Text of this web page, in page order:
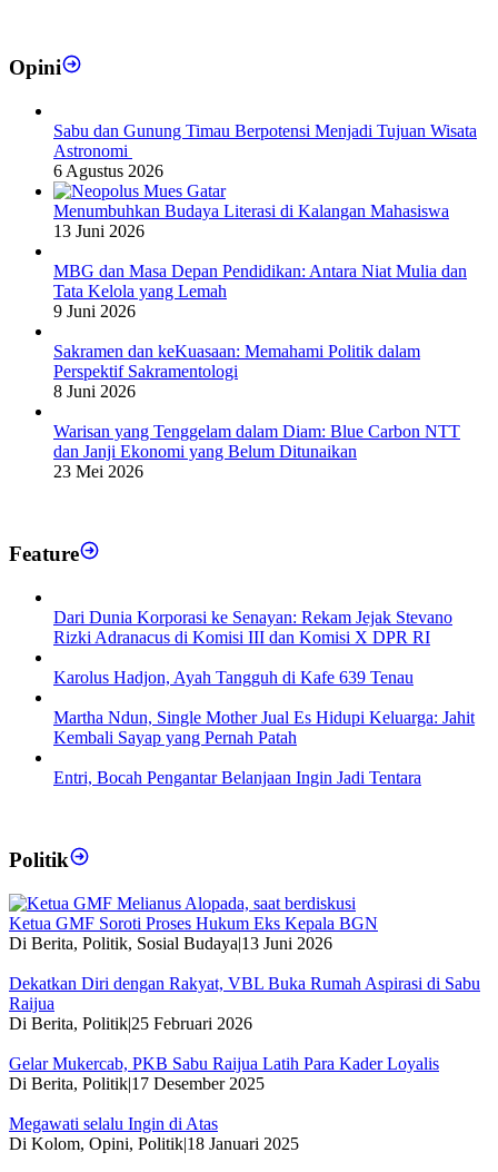
Opini
Sabu dan Gunung Timau Berpotensi Menjadi Tujuan Wisata
Astronomi
6 Agustus 2026
Menumbuhkan Budaya Literasi di Kalangan Mahasiswa
13 Juni 2026
MBG dan Masa Depan Pendidikan: Antara Niat Mulia dan
Tata Kelola yang Lemah
9 Juni 2026
Sakramen dan keKuasaan: Memahami Politik dalam
Perspektif Sakramentologi
8 Juni 2026
Warisan yang Tenggelam dalam Diam: Blue Carbon NTT
dan Janji Ekonomi yang Belum Ditunaikan
23 Mei 2026
Feature
Dari Dunia Korporasi ke Senayan: Rekam Jejak Stevano
Rizki Adranacus di Komisi III dan Komisi X DPR RI
Karolus Hadjon, Ayah Tangguh di Kafe 639 Tenau
Martha Ndun, Single Mother Jual Es Hidupi Keluarga: Jahit
Kembali Sayap yang Pernah Patah
Entri, Bocah Pengantar Belanjaan Ingin Jadi Tentara
Politik
Ketua GMF Soroti Proses Hukum Eks Kepala BGN
Di Berita, Politik, Sosial Budaya|13 Juni 2026
Dekatkan Diri dengan Rakyat, VBL Buka Rumah Aspirasi di Sabu
Raijua
Di Berita, Politik|25 Februari 2026
Gelar Mukercab, PKB Sabu Raijua Latih Para Kader Loyalis
Di Berita, Politik|17 Desember 2025
Megawati selalu Ingin di Atas
Di Kolom, Opini, Politik|18 Januari 2025